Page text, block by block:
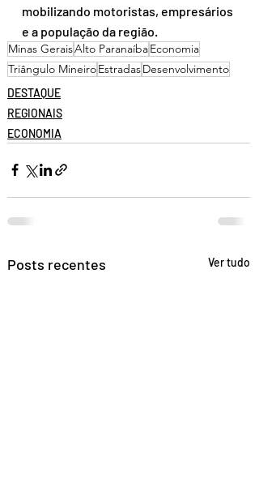
mobilizando motoristas, empresários
e a população da região.
Minas GeraisAlto ParanaíbaEconomia
Triângulo MineiroEstradasDesenvolvimento
DESTAQUE
REGIONAIS
ECONOMIA
Posts recentes Ver tudo